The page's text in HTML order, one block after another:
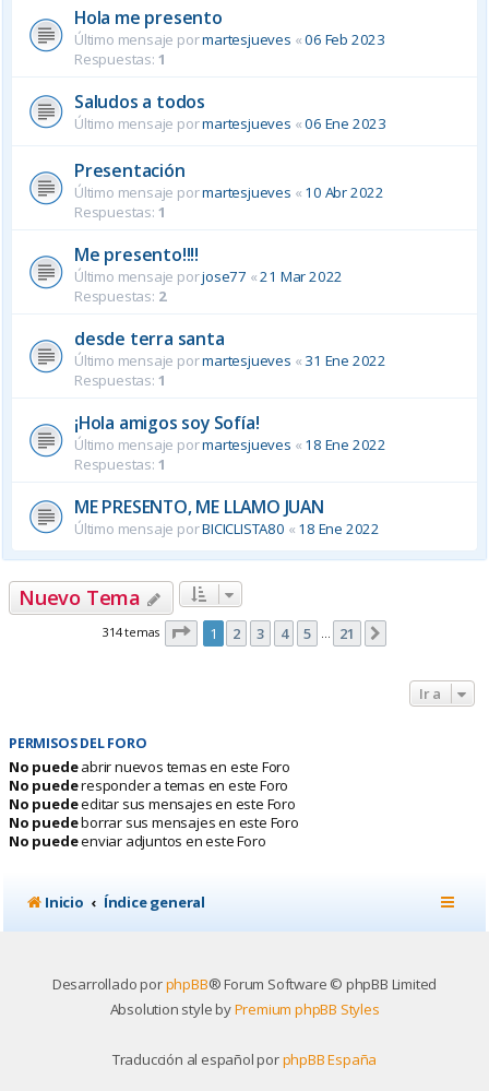
Hola me presento
Último mensaje pormartesjueves «06 Feb 2023
Respuestas: 1
Saludos a todos
Último mensaje pormartesjueves «06 Ene 2023
Presentación
Último mensaje pormartesjueves « 10 Abr 2022
Respuestas: 1
Me presento!!!!
Último mensaje porjose77 «21 Mar 2022
Respuestas: 2
desde terra santa
Último mensaje pormartesjueves « 31 Ene 2022
Respuestas: 1
¡Hola amigos soy Sofía!
Último mensaje pormartesjueves « 18 Ene 2022
Respuestas: 1
ME PRESENTO, ME LLAMO JUAN
Último mensaje porBICICLISTA80 « 18 Ene 2022
Nuevo Tema
314 temas Página de 21
1 2 3 4 5 … 21
Ir a
PERMISOS DEL FORO
No puedeabrir nuevos temas en este Foro
No puederesponder a temas en este Foro
No puedeeditar sus mensajes en este Foro
No puedeborrar sus mensajes en este Foro
No puedeenviar adjuntos en este Foro
Inicio Índice general
Desarrollado porphpBB® Forum Software © phpBB Limited
Absolution style byPremium phpBB Styles
Traducción al español porphpBB España